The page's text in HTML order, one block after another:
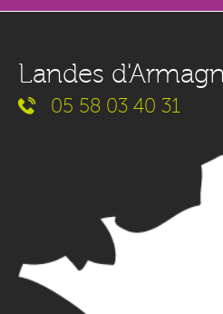
Landes
05 58 03 40 31